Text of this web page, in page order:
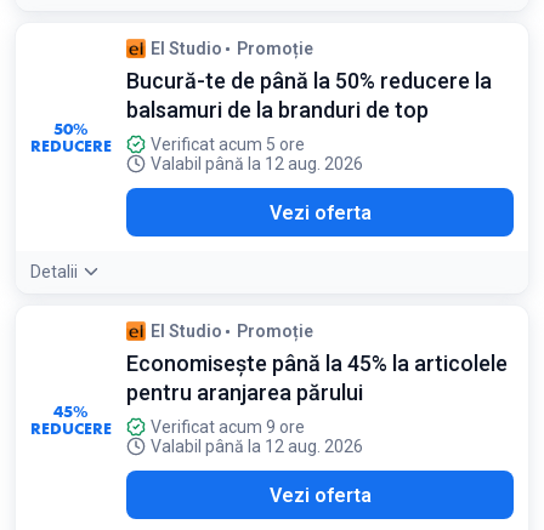
50%
REDUCERE
El Studio Promoție
Bucură-te de până la 50% reducere la
balsamuri de la branduri de top
Verificat acum 5 ore
Valabil până la 12 aug. 2026
Vezi oferta
Detalii
45%
REDUCERE
El Studio Promoție
Economisește până la 45% la articolele
pentru aranjarea părului
Verificat acum 9 ore
Valabil până la 12 aug. 2026
Vezi oferta